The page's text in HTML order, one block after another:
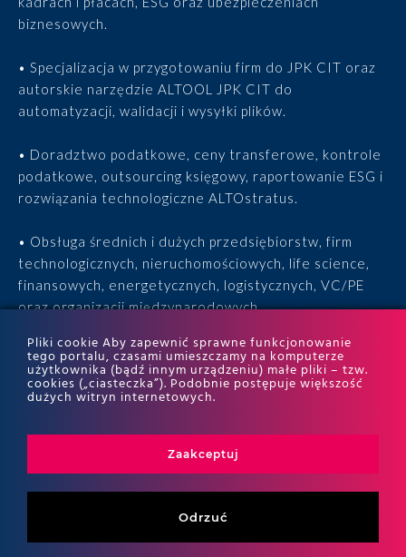
biznesowych.
• Specjalizacja w przygotowaniu firm do JPK CIT oraz
autorskie narzędzie ALTOOL JPK CIT do
automatyzacji, walidacji i wysyłki plików.
• Doradztwo podatkowe, ceny transferowe, kontrole
podatkowe, outsourcing księgowy, raportowanie ESG i
rozwiązania technologiczne ALTOstratus.
• Obsługa średnich i dużych przedsiębiorstw, firm
technologicznych, nieruchomościowych, life science,
finansowych, energetycznych, logistycznych, VC/PE
oraz organizacji międzynarodowych.
• 15 lat doświadczenia, 170 ekspertów, tysiące
zrealizowanych projektów i wyróżnienia w rankingach
ITR World Tax i ITR World TP.
Pliki cookie Aby zapewnić sprawne funkcjonowanie
tego portalu, czasami umieszczamy na komputerze
użytkownika (bądź innym urządzeniu) małe pliki – tzw.
cookies („ciasteczka”). Podobnie postępuje większość
dużych witryn internetowych.
Zaakceptuj
Odrzuć